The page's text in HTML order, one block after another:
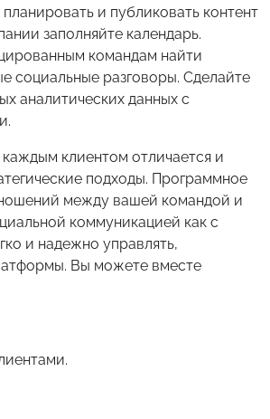
и публиковать контент
заполняйте календарь.
командам найти
социальные разговоры. Сделайте
аналитических данных с
клиентом отличается и
подходы. Программное
между вашей командой и
коммуникацией как с
и надежно управлять,
Вы можете вместе